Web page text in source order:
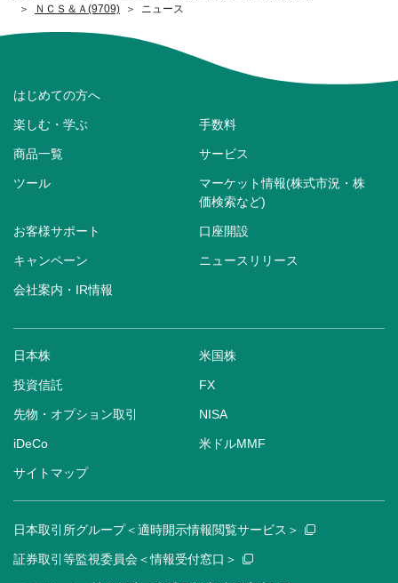
ＮＣＳ＆Ａ(9709)
ニュース
はじめての方へ
楽しむ・学ぶ 手数料
商品一覧 サービス
ツール
マーケット情報(株式市況・株
価検索など)
お客様サポート 口座開設
キャンペーン ニュースリリース
会社案内・IR情報
日本株 米国株
投資信託 FX
先物・オプション取引 NISA
iDeCo 米ドルMMF
サイトマップ
日本取引所グループ＜適時開示情報閲覧サービス＞
証券取引等監視委員会＜情報受付窓口＞